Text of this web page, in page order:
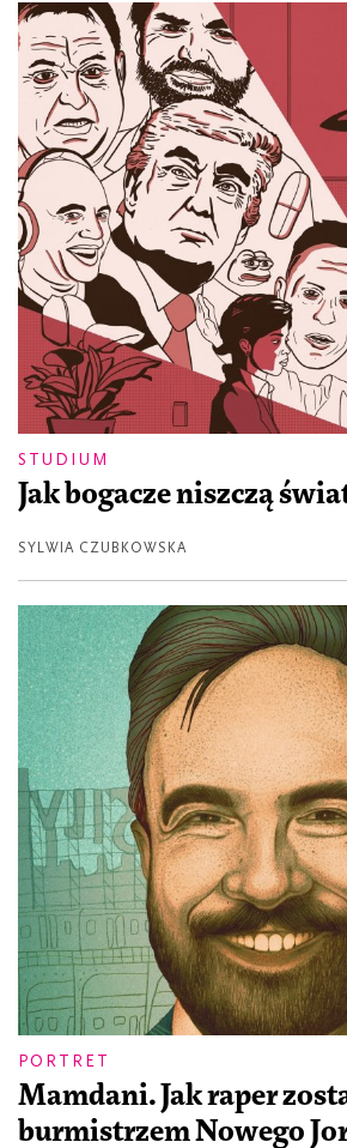
STUDIUM
Jak bogacze niszczą
SYLWIA CZUBKOWSKA
PORTRET
Mamdani. Jak raper
burmistrzem Nowego